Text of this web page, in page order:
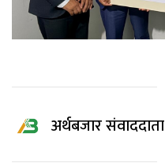
अर्थबजार संवाददाता